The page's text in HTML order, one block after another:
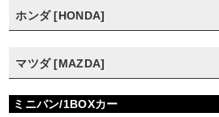
ホンダ [HONDA]
マツダ [MAZDA]
ミニバン/1BOXカー